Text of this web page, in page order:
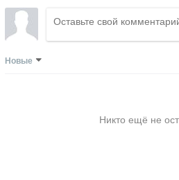
Новые
Никто ещё не